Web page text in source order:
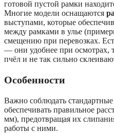
готовой пустой рамки
Многие модели оснащаются
выступами, которые
между рамками в улье
смещению при перевозках.
— они удобнее при осмотрах,
пчёл и не так сильно
Особенности
Важно соблюдать
обеспечивать правильное
мм), предотвращая их
работы с ними.